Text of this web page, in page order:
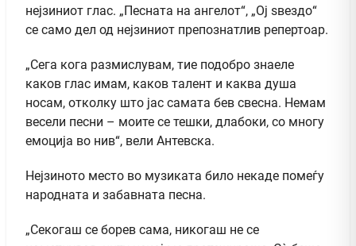
нејзиниот глас. „Песната на ангелот“, „Ој ѕвездо“
се само дел од нејзиниот препознатлив репертоар.
„Сега кога размислувам, тие подобро знаеле
каков глас имам, каков талент и каква душа
носам, отколку што јас самата бев свесна. Немам
весели песни – моите се тешки, длабоки, со многу
емоција во нив“, вели Антевска.
Нејзиното место во музиката било некаде помеѓу
народната и забавната песна.
„Секогаш се борев сама, никогаш не се